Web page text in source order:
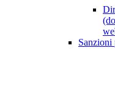
Sanzioni